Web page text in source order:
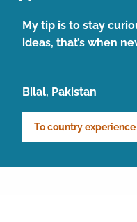
My tip is to stay
ideas, that’s when
Bilal, Pakistan
To country experience